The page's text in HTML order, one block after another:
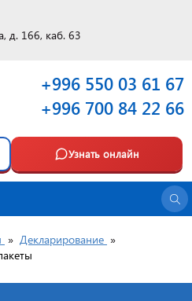
д. 166, каб. 63
+996 550 03 61 67
+996 700 84 22 66
Узнать онлайн
» Декларирование »